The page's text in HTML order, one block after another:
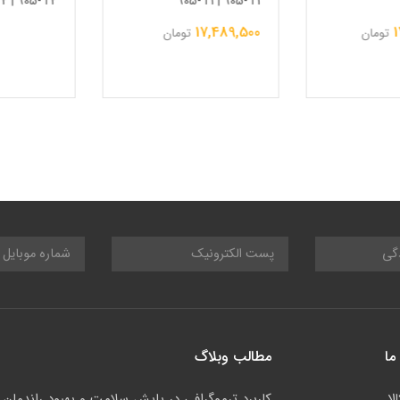
تومان 17,489,500 تومان
مطالب وبلاگ